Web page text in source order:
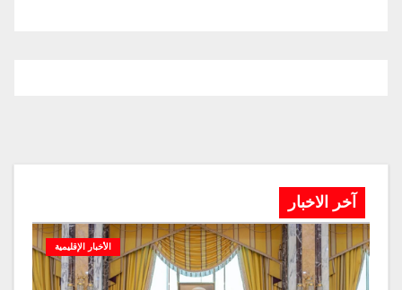
آخر الاخبار
الأخبار الإقليمية